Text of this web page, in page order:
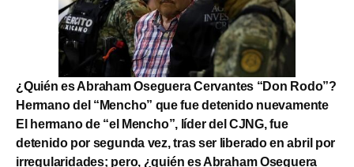
¿Quién es Abraham Oseguera Cervantes “Don Rodo”?
Hermano del “Mencho” que fue detenido nuevamente
El hermano de “el Mencho”, líder del CJNG, fue
detenido por segunda vez, tras ser liberado en abril por
irregularidades; pero, ¿quién es Abraham Oseguera